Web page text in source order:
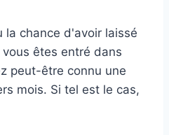
la chance d'avoir laissé
êtes entré dans
peut-être connu une
mois. Si tel est le cas,